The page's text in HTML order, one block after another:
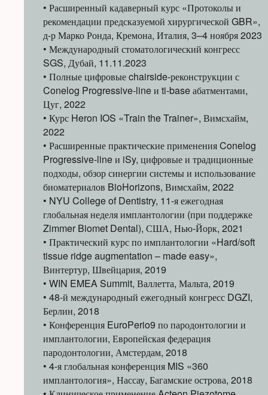
• Расширенный кадаверный курс «Протоколы и
рекомендации предсказуемой хирургической GBR»,
д-р Марко Ронда, Кремона, Италия, 3–4 ноября 2023
• Международный стоматологический конгресс
SGS, Дубай, 11.11.2023
• Полные цифровые chairside-реконструкции с
Conelog Progressive-line и ti-base абатментами,
Цуг, 2022
• Курс Heron IOS «Train the Trainer», Вимсхайм,
2022
• Расширенные практические применения Conelog
Progressive-line и iSy, цифровые и традиционные
подходы, обзор синергии системы и использование
биоматериалов BioHorizons, Вимсхайм, 2022
• NYU College of Dentistry, 11-я ежегодная
глобальная неделя имплантологии (при поддержке
Zimmer Biomet Dental), США, Нью-Йорк, 2021
• Практический курс по имплантологии «Hard/soft
tissue ridge augmentation – made easy»,
Винтертур, Швейцария, 2019
• WIN EMEA Summit, Валлетта, Мальта, 2019
• 48-й международный ежегодный конгресс DGZI,
Берлин, 2018
• Конференция EuroPerio9 по пародонтологии и
имплантологии, Европейская федерация
пародонтологии, Амстердам, 2018
• 4-я глобальная конференция MIS «360
имплантология», Нассау, Багамские острова, 2018